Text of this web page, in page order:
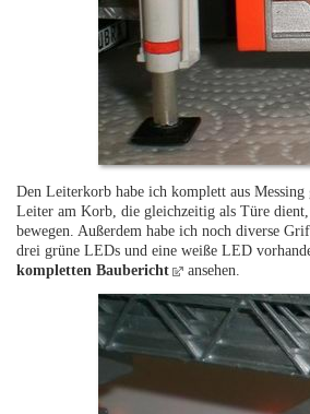
Den Leiterkorb habe ich komplett aus
Leiter am Korb, die gleichzeitig als Türe
bewegen. Außerdem habe ich noch diverse
drei grüne LEDs und eine weiße LED
kompletten Baubericht
ansehen.